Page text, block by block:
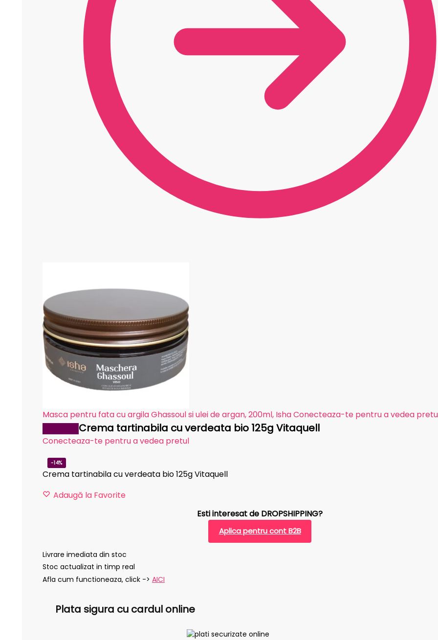
Masca pentru fata cu argila Ghassoul si ulei de argan, 200ml, IshaConecteaza-te pentru a vedea
Crema tartinabila cu verdeata bio 125g Vitaquell
Conecteaza-te pentru a vedea pretul
-14%
Crema tartinabila cu verdeata bio 125g Vitaquell
Adaugă la Favorite
Esti interesat de DROPSHIPPING?
Aplica pentru cont B2B
Livrare imediata din stoc
Stoc actualizat in timp real
Afla cum functioneaza, click -> AICI
Plata sigura cu cardul online